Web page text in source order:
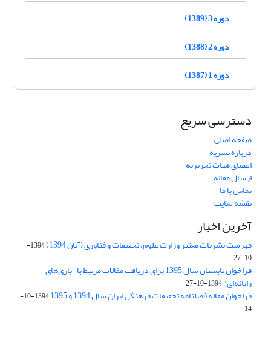
دوره 3 (1389)
دوره 2 (1388)
دوره 1 (1387)
دسترسی سریع
صفحه اصلی
درباره نشریه
اعضای هیات تحریریه
ارسال مقاله
تماس با ما
نقشه سایت
آخرین اخبار
فهرست نشریات معتبر وزارت علوم، تحقیقات و فناوری (آبان 1394)
1394-
10-27
فراخوان تابستان سال 1395 برای دریافت مقالات مرتبط با "بازی‌های
رایانه‌ای"1394-10-27
فراخوان مقاله فصلنامه تحقیقات فرهنگی ایران سال 1394 و 1395
1394-10-
14